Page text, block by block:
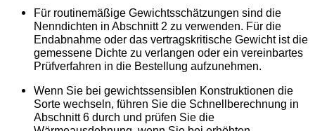
Für routinemäßige Gewichtsschätzungen sind die
Nenndichten in Abschnitt 2 zu verwenden. Für die
Endabnahme oder das vertragskritische Gewicht ist die
gemessene Dichte zu verlangen oder ein vereinbartes
Prüfverfahren in die Bestellung aufzunehmen.
Wenn Sie bei gewichtssensiblen Konstruktionen die
Sorte wechseln, führen Sie die Schnellberechnung in
Abschnitt 6 durch und prüfen Sie die